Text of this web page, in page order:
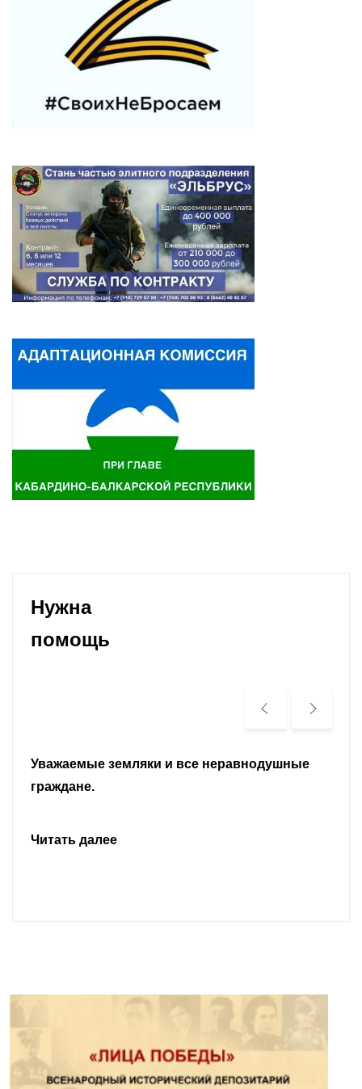
Нужна
помощь
Уважаемые земляки и все неравнодушные
граждане.
Читать далее